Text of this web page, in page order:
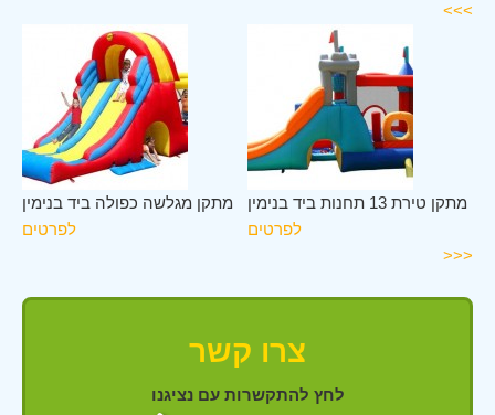
>>>
מתקן מגלשה כפולה ביד בנימין
לפרטים
מתקן טירת 13 תחנות ביד בנימין
לפרטים
<<<
צרו קשר
לחץ להתקשרות עם נציגנו